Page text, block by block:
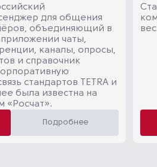
для общения
объединяющий в
чаты,
каналы, опросы,
и справочник
стандартов TETRA и
была известна на
«Росчат».
Подробнее